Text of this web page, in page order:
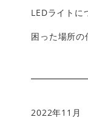
LEDライトに
困った場所の
2022年11月